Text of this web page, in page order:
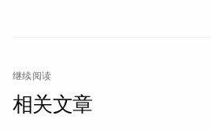
继续阅读
相关文章